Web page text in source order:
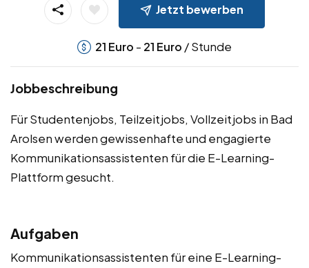
Jetzt bewerben
21 Euro - 21 Euro / Stunde
Jobbeschreibung
Für Studentenjobs, Teilzeitjobs, Vollzeitjobs in Bad
Arolsen werden gewissenhafte und engagierte
Kommunikationsassistenten für die E-Learning-
Plattform gesucht.
Aufgaben
Kommunikationsassistenten für eine E-Learning-